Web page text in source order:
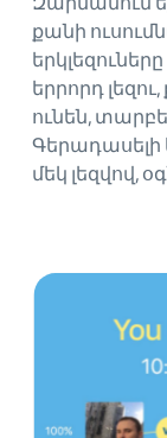
քանի
երրորդ
ունեն,
Գերադասելի
մեկ լեզվով,